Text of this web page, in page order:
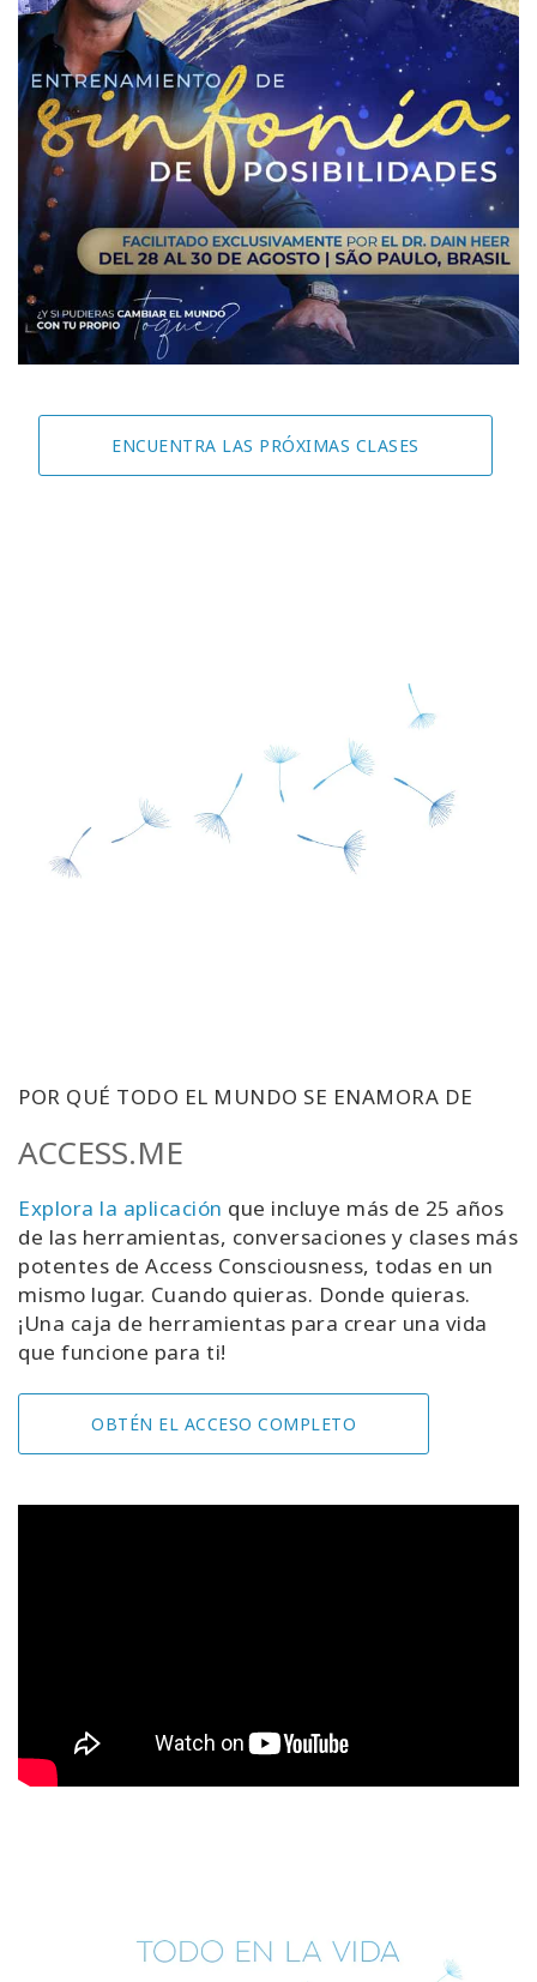
ENCUENTRA LAS PRÓXIMAS CLASES
POR QUÉ TODO EL MUNDO SE ENAMORA DE
ACCESS.ME
Explora la aplicación que incluye más de 25 años
de las herramientas, conversaciones y clases más
potentes de Access Consciousness, todas en un
mismo lugar. Cuando quieras. Donde quieras.
¡Una caja de herramientas para crear una vida
que funcione para ti!
OBTÉN EL ACCESO COMPLETO